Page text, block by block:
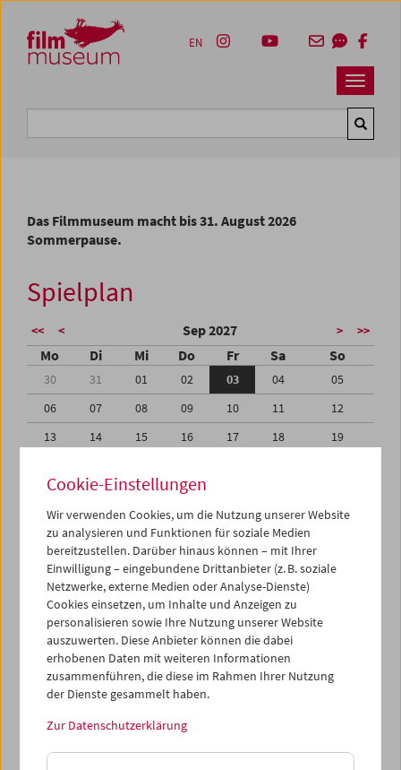
Zum Inhalt
Zum Hauptmenü
Zur Servicenavigation
Zum Suche
Navbar
EN
Das Filmmuseum macht bis 31. August 2026
Sommerpause.
Spielplan
<< < Sep 2027 > >>
Mo Di Mi Do Fr Sa So
30 31 01 02 03 04
05
06
07 08 09 10 11
12
13
14 15 16 17 18
19
27
28 29 30
04
05 06 07 08 09 10
iCalender
Programmheft-PDF
English language or subtitles
< Vorherige Woche
Mo 30.8.
Cookie-Einstellungen
Wir verwenden Cookies, um die Nutzung unserer Website
zu analysieren und Funktionen für soziale Medien
bereitzustellen. Darüber hinaus können – mit Ihrer
Einwilligung – eingebundene Drittanbieter (z. B. soziale
Netzwerke, externe Medien oder Analyse-Dienste)
Cookies einsetzen, um Inhalte und Anzeigen zu
personalisieren sowie Ihre Nutzung unserer Website
auszuwerten. Diese Anbieter können die dabei
erhobenen Daten mit weiteren Informationen
zusammenführen, die diese im Rahmen Ihrer Nutzung
der Dienste gesammelt haben.
Zur Datenschutzerklärung